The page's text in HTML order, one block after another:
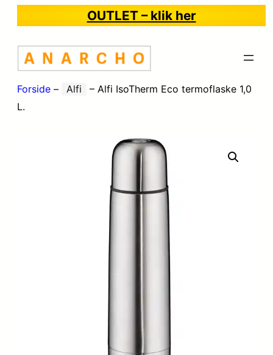
OUTLET – klik her
Forside – Alfi – Alfi IsoTherm Eco termoflaske 1,0
L.